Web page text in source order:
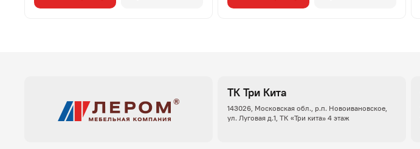
ТК Три Кита
143026, Московская обл., р.п. Новоивановское,
ул. Луговая д.1, ТК «Три кита» 4 этаж